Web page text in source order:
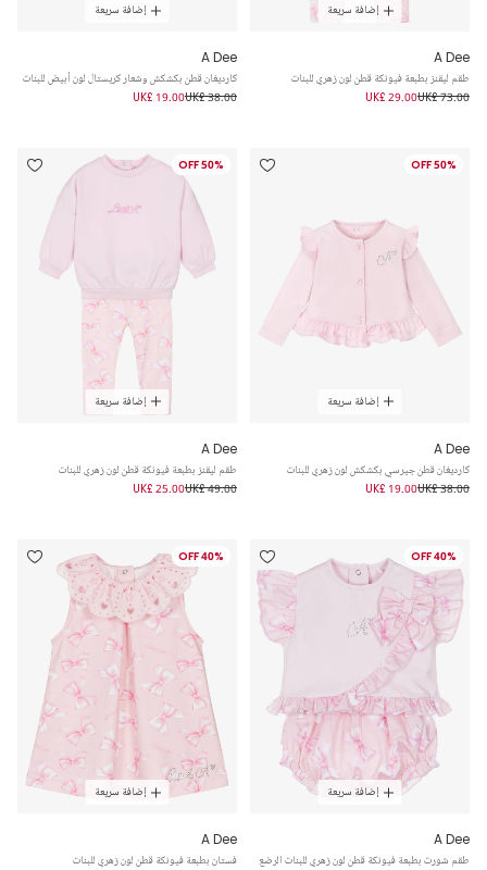
إضافة سريعة
A Dee
طقم ليقنز بطبعة فيونكة قطن لون زهري للبنات
UK£ 73.00
UK£ 29.00
إضافة سريعة
A Dee
كارديغان قطن بكشكش وشعار كريستال لون أبيض للبنات
UK£ 38.00
UK£ 19.00
50% OFF
إضافة سريعة
A Dee
كارديغان قطن جيرسي بكشكش لون زهري للبنات
UK£ 38.00
UK£ 19.00
50% OFF
إضافة سريعة
A Dee
طقم ليقنز بطبعة فيونكة قطن لون زهري للبنات
UK£ 49.00
UK£ 25.00
40% OFF
إضافة سريعة
A Dee
طقم شورت بطبعة فيونكة قطن لون زهري للبنات الرضع
40% OFF
إضافة سريعة
A Dee
فستان بطبعة فيونكة قطن لون زهري للبنات